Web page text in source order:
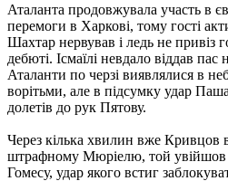
Аталанта продовжувала участь в
перемоги в Харкові, тому гості
Шахтар нервував і ледь не привіз
дебюті. Ісмаїлі невдало віддав пас
Аталанти по черзі виявлялися в
ворітьми, але в підсумку удар
долетів до рук Пятову.
Через кілька хвилин вже Кривцов
штрафному Мюріелю, той увійшов
Гомесу, удар якого встиг